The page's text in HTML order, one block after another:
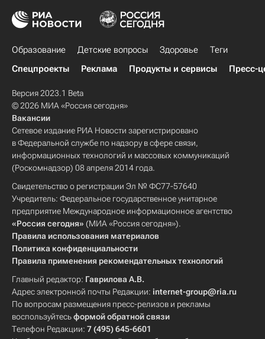
Образование Детские вопросы Здоровье
Теги
Спецпроекты
Реклама Продукты и сервисы Пресс-
Версия 2023.1 Beta
© 2026 МИА «Россия сегодня»
Вакансии
Сетевое издание РИА Новости зарегистрировано
в Федеральной службе по надзору в сфере связи,
информационных технологий и массовых коммуникаций
(Роскомнадзор) 08 апреля 2014 года.
Свидетельство о регистрации Эл № ФС77-57640
Учредитель: Федеральное государственное унитарное
предприятие Международное информационное агентство
«Россия сегодня» (МИА «Россия сегодня»).
Правила использования материалов
Политика конфиденциальности
Правила применения рекомендательных технологий
Главный редактор: Гаврилова А.В.
Адрес электронной почты Редакции: internet-group@ria.ru
По вопросам размещения пресс-релизов и рекламы
воспользуйтесьформой обратной связи
Телефон Редакции: 7 (495) 645-6601